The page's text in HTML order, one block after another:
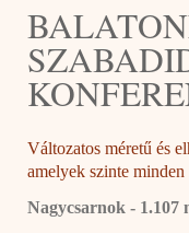
Változatos méretű és
amelyek szinte
Nagycsarnok - 1.107